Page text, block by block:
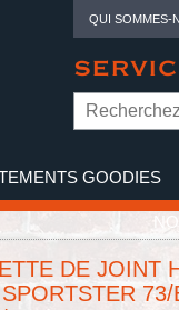
QUI SOMMES-
GOODIES
DE JOINT